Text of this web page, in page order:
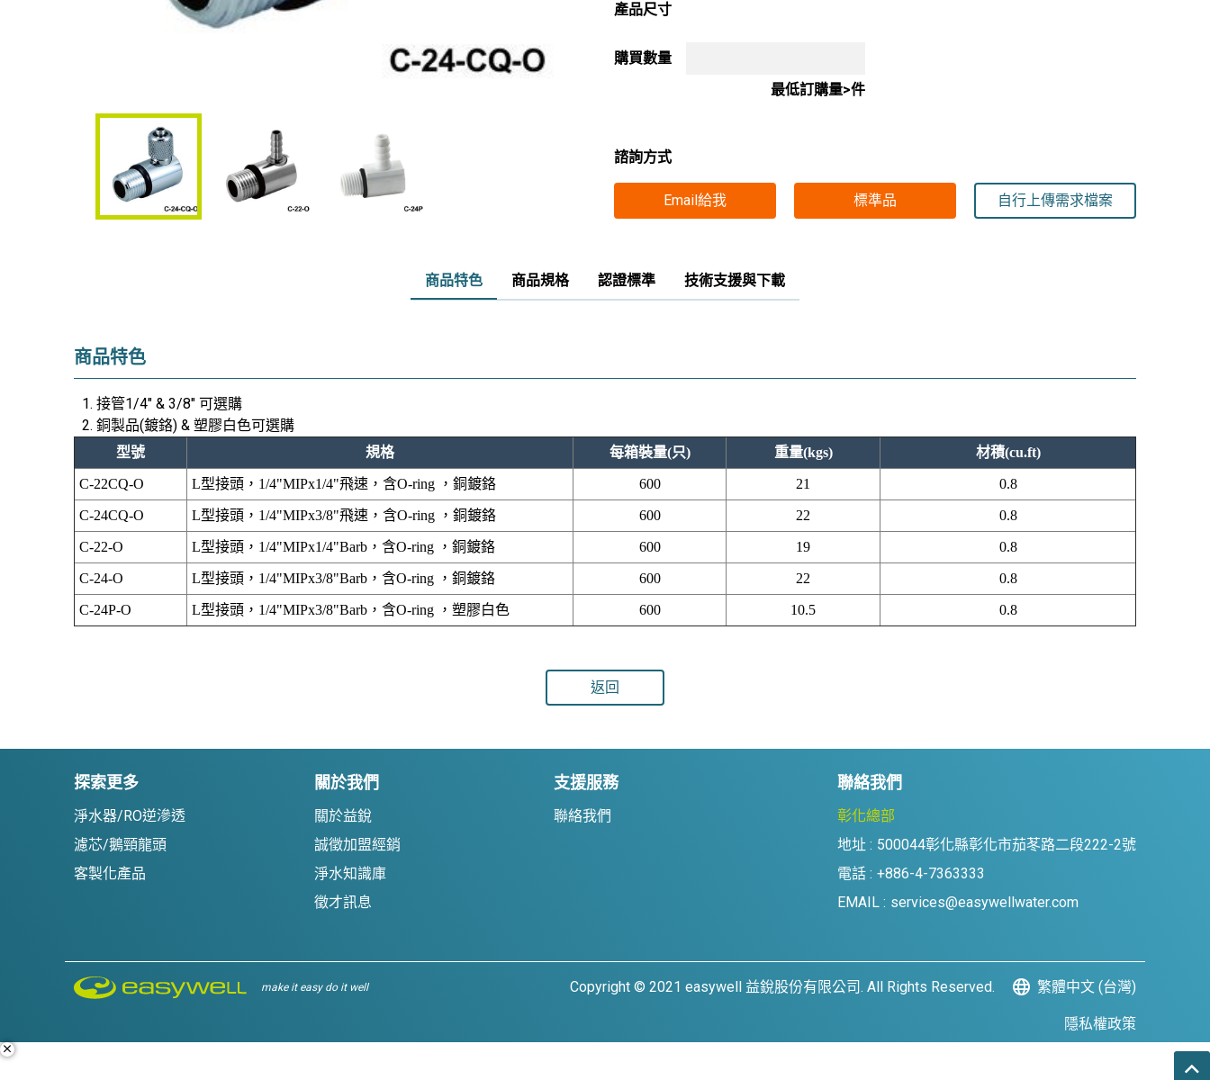
產品尺寸
購買數量
最低訂購量>件
諮詢方式
Email給我 標準品 自行上傳需求檔案
商品特色 商品規格 認證標準 技術支援與下載
商品特色
接管1/4" & 3/8" 可選購
銅製品(鍍鉻) & 塑膠白色可選購
型號 規格 每箱裝量(只) 重量(kgs) 材積(cu.ft)
C-22CQ-O L型接頭，1/4"MIPx1/4"飛速，含O-ring ，銅鍍鉻 600 21 0.8
C-24CQ-O L型接頭，1/4"MIPx3/8"飛速，含O-ring ，銅鍍鉻 600 22 0.8
C-22-O L型接頭，1/4"MIPx1/4"Barb，含O-ring ，銅鍍鉻 600 19 0.8
C-24-O L型接頭，1/4"MIPx3/8"Barb，含O-ring ，銅鍍鉻 600 22 0.8
C-24P-O L型接頭，1/4"MIPx3/8"Barb，含O-ring ，塑膠白色 600 10.5 0.8
返回
探索更多
淨水器/RO逆滲透
濾芯/鵝頸龍頭
客製化產品
關於我們
關於益銳
誠徵加盟經銷
淨水知識庫
徵才訊息
支援服務
聯絡我們
聯絡我們
彰化總部
地址 : 500044彰化縣彰化市茄苳路二段222-2號
電話 : +886-4-7363333
EMAIL : services@easywellwater.com
make it easy do it well Copyright © 2021 easywell 益銳股份有限公司. All Rights Reserved. 繁體中文 (台灣)
隱私權政策